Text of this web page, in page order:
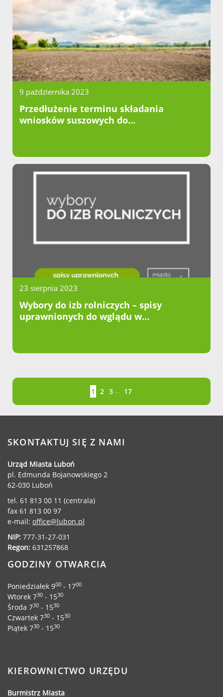
9 października 2023
Przedłużenie terminu składania
wniosków suszowych do...
23 sierpnia 2023
Wybory do izb rolniczych – spisy
uprawnionych do wglądu w...
Strona
1 Strona
2 Strona
3 ... Strona
17
SKONTAKTUJ SIĘ Z NAMI
Urząd Miasta Luboń
pl. Edmunda Bojanowskiego 2
62-030 Luboń
tel. 61 813 00 11 (centrala)
fax 61 813 00 97
e-mail: office@lubon.pl
NIP: 777-31-27-031
Regon: 631257868
GODZINY OTWARCIA
Poniedziałek 900 - 1700
Wtorek 730 - 1530
Środa 730 - 1530
Czwartek 730 - 1530
Piątek 730 - 1530
KIEROWNICTWO URZĘDU
Burmistrz Miasta